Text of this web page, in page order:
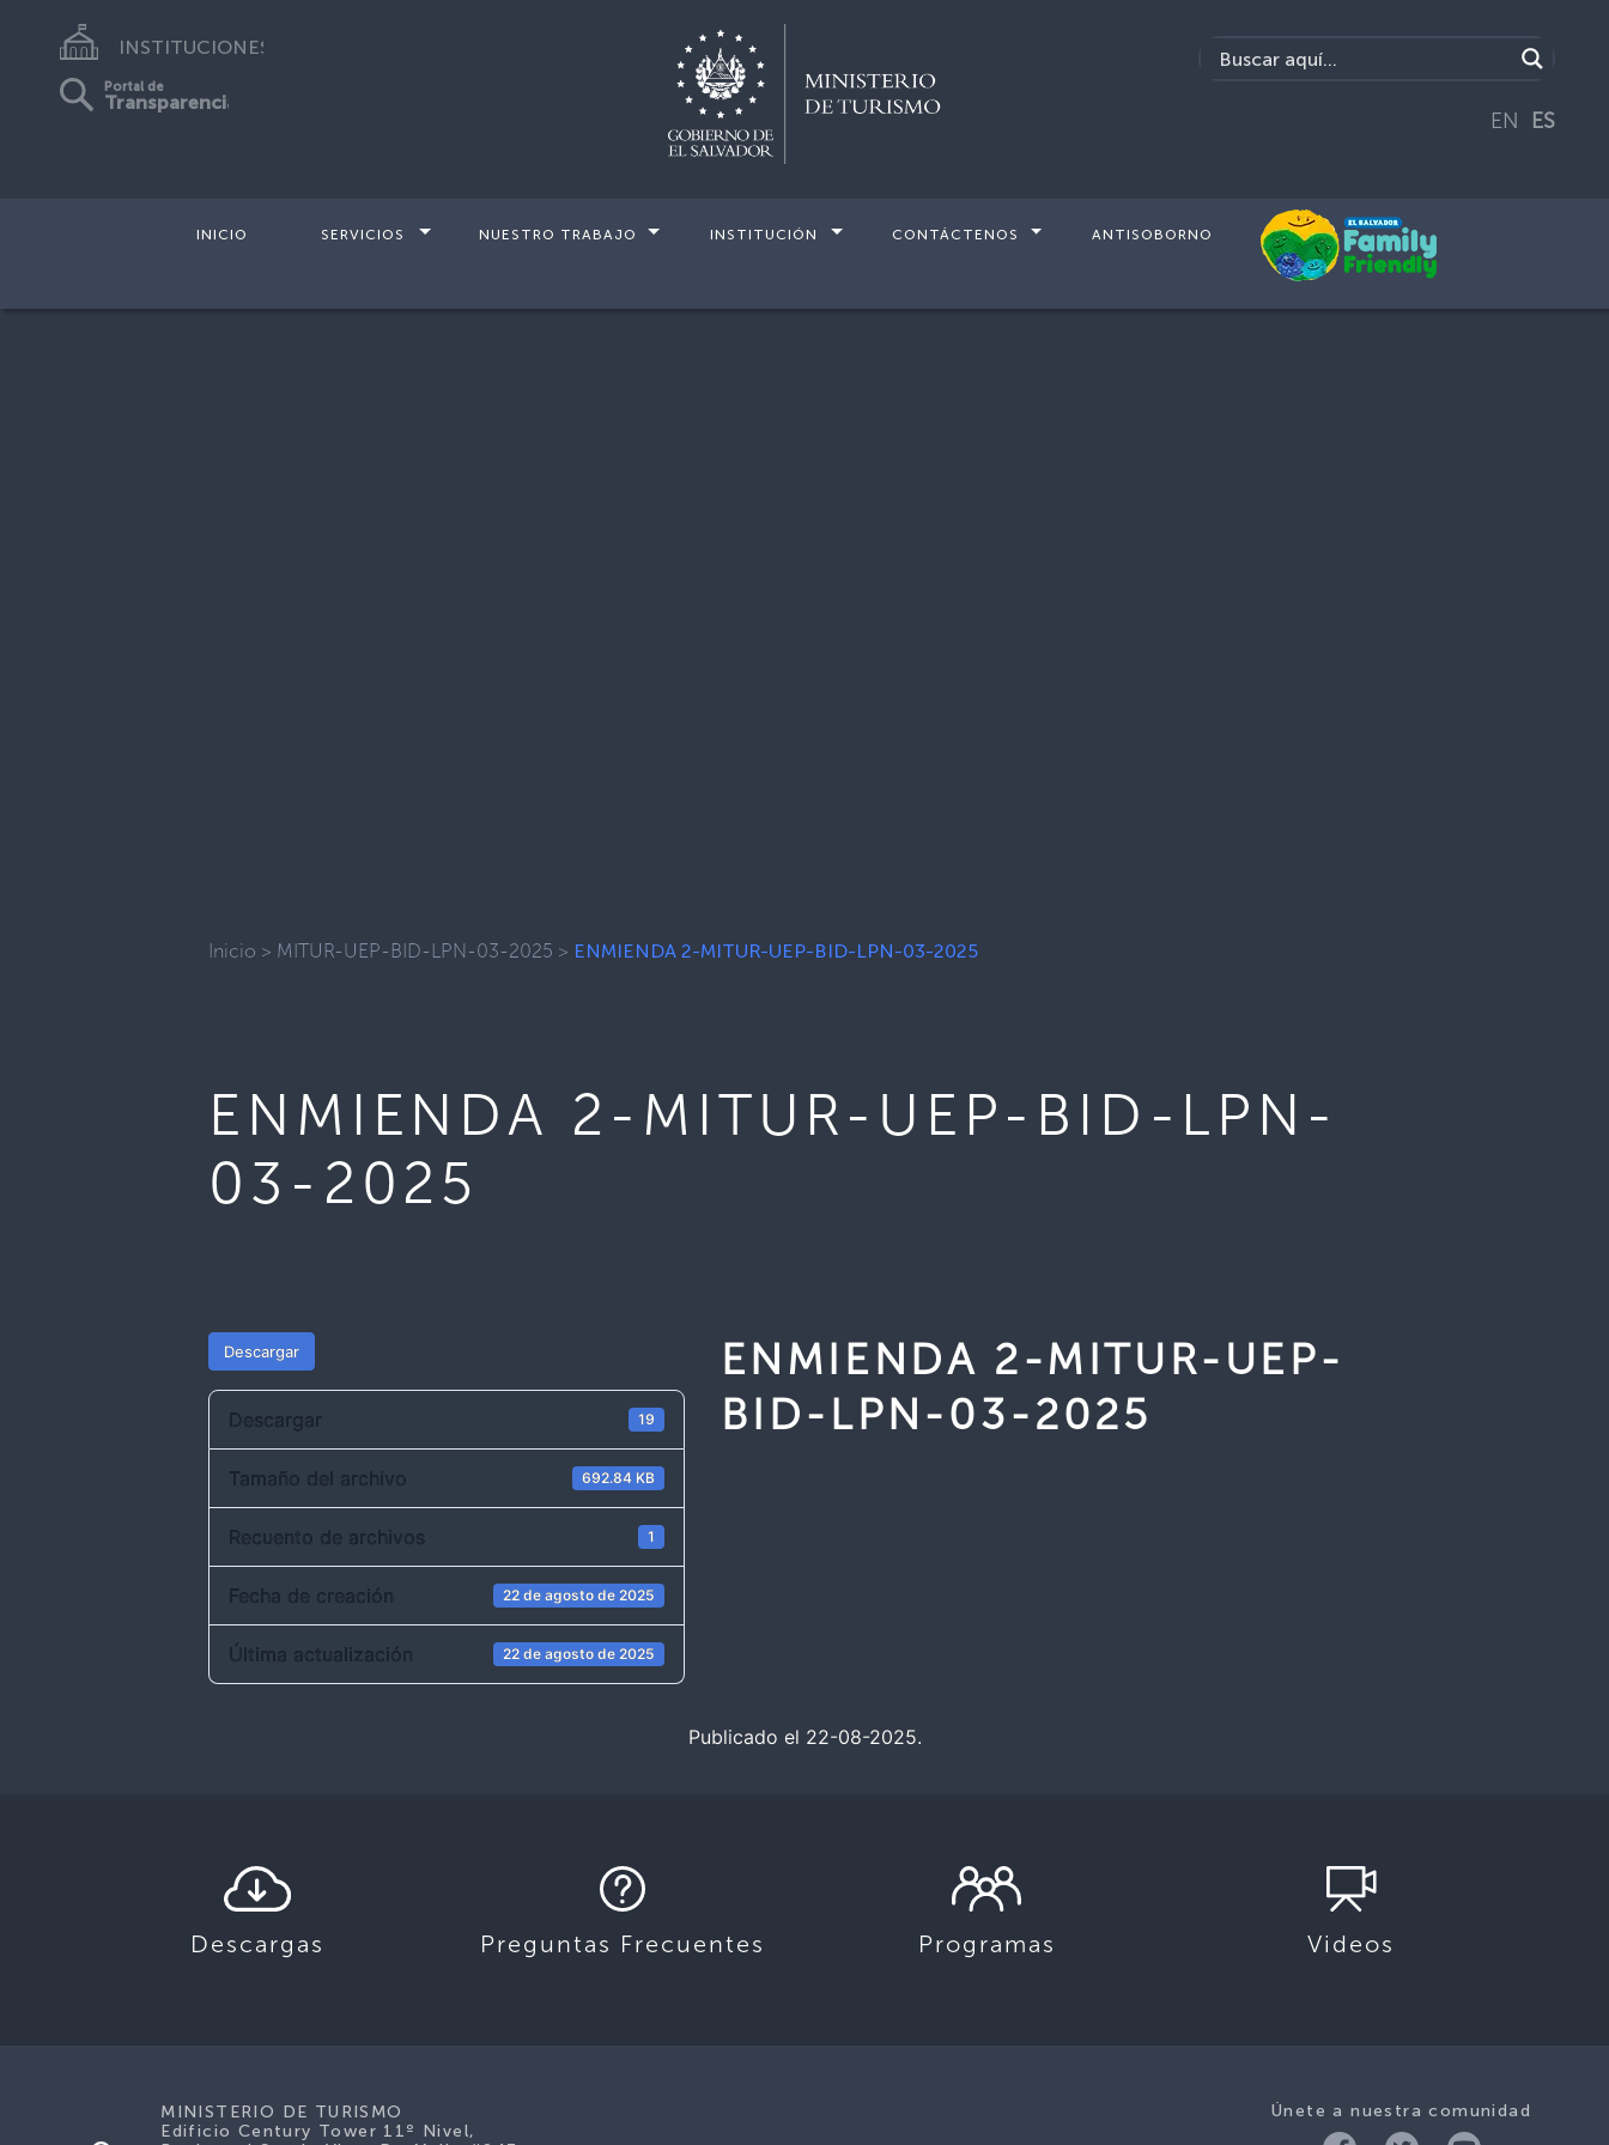
INSTITUCIONES
Portal de
Transparencia
EN ES
INICIO SERVICIOS NUESTRO TRABAJO INSTITUCIÓN CONTÁCTENOS ANTISOBORNO
Inicio > MITUR-UEP-BID-LPN-03-2025 > ENMIENDA 2-MITUR-UEP-BID-LPN-03-2025
ENMIENDA 2-MITUR-UEP-BID-LPN-
03-2025
Descargar
Descargar 19
Tamaño del archivo 692.84 KB
Recuento de archivos 1
Fecha de creación 22 de agosto de 2025
Última actualización 22 de agosto de 2025
ENMIENDA 2-MITUR-UEP-
BID-LPN-03-2025
Publicado el 22-08-2025.
Descargas Preguntas Frecuentes Programas Videos
Únete a nuestra comunidad
MINISTERIO DE TURISMO
Edificio Century Tower 11º Nivel,